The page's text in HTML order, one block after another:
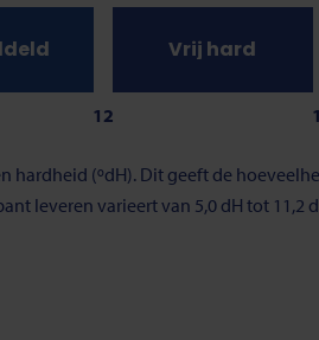
12
Vrij hard
(ºdH). Dit geeft de
leveren varieert van 5,0 dH tot 11,2